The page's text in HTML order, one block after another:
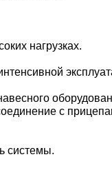
нагрузках.
с
системы.